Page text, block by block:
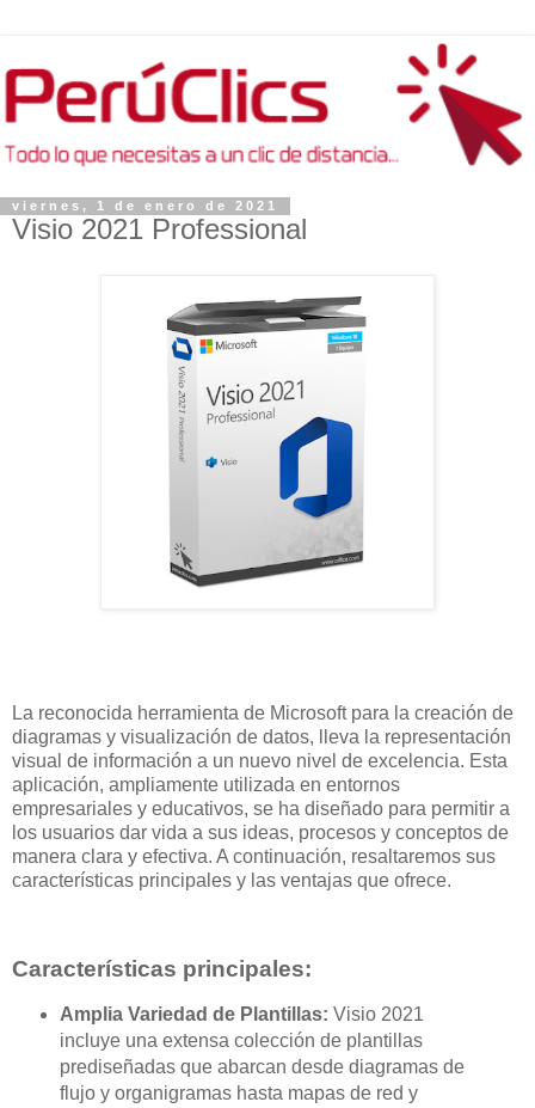
viernes, 1 de enero de 2021
Visio 2021 Professional
La reconocida herramienta de Microsoft para la creación de
diagramas y visualización de datos, lleva la representación
visual de información a un nuevo nivel de excelencia. Esta
aplicación, ampliamente utilizada en entornos
empresariales y educativos, se ha diseñado para permitir a
los usuarios dar vida a sus ideas, procesos y conceptos de
manera clara y efectiva. A continuación, resaltaremos sus
características principales y las ventajas que ofrece.
Características principales:
Amplia Variedad de Plantillas: Visio 2021
incluye una extensa colección de plantillas
prediseñadas que abarcan desde diagramas de
flujo y organigramas hasta mapas de red y